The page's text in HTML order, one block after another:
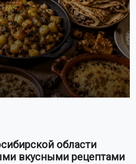
области
вкусными рецептами